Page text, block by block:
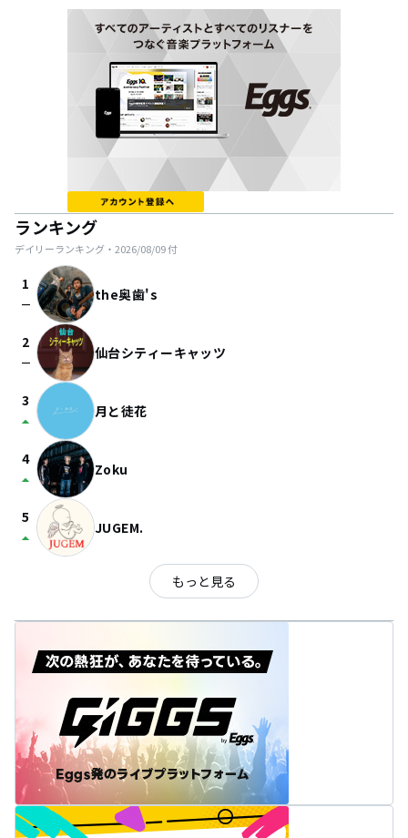
ランキング
デイリーランキング・ 2026/08/09付
1
check_indeterminate_small the奥歯's
2
check_indeterminate_small 仙台シティーキャッツ
3
arrow_drop_up 月と徒花
4
arrow_drop_up Zoku
5
arrow_drop_up JUGEM.
もっと見る